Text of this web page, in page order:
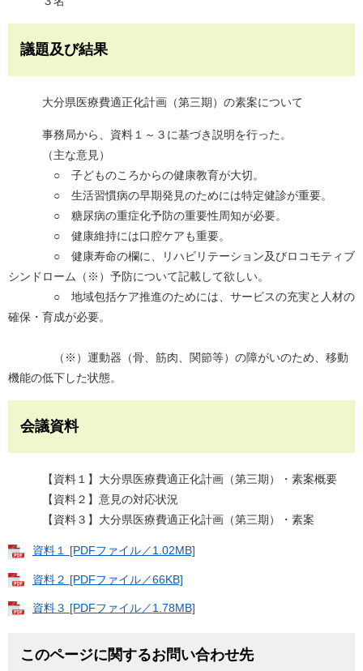
議題及び結果
大分県医療費適正化計画（第三期）の素案について
事務局から、資料１～３に基づき説明を行った。
（主な意見）
○ 子どものころからの健康教育が大切。
○ 生活習慣病の早期発見のためには特定健診が重要。
○ 糖尿病の重症化予防の重要性周知が必要。
○ 健康維持には口腔ケアも重要。
○ 健康寿命の欄に、リハビリテーション及びロコモティブ
シンドローム（※）予防について記載して欲しい。
○ 地域包括ケア推進のためには、サービスの充実と人材の
確保・育成が必要。
（※）運動器（骨、筋肉、関節等）の障がいのため、移動
機能の低下した状態。
会議資料
【資料１】大分県医療費適正化計画（第三期）・素案概要
【資料２】意見の対応状況
【資料３】大分県医療費適正化計画（第三期）・素案
資料１ [PDFファイル／1.02MB]
資料２ [PDFファイル／66KB]
資料３ [PDFファイル／1.78MB]
このページに関するお問い合わせ先